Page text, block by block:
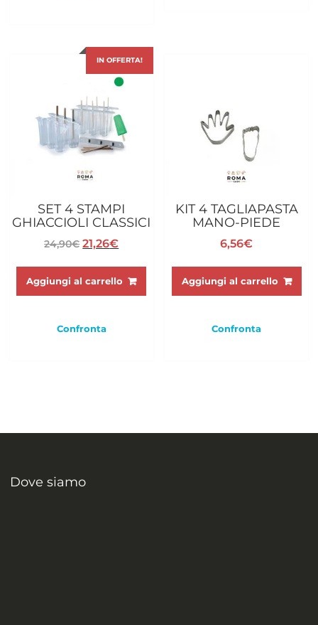
IN OFFERTA!
SET 4 STAMPI
GHIACCIOLI CLASSICI
24,90€ Il
originale
21,26€Il
attuale
Aggiungi al carrello
Confronta
KIT 4 TAGLIAPASTA
MANO-PIEDE
6,56€
Aggiungi al carrello
Confronta
Dove siamo